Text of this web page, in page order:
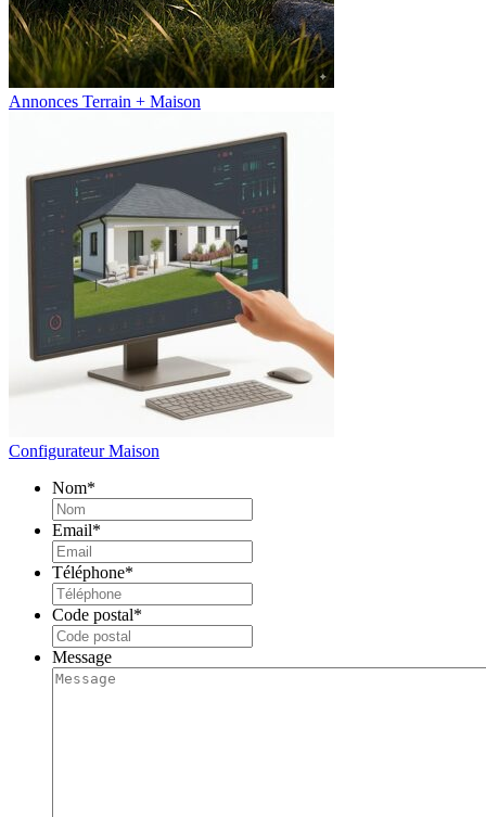
Annonces Terrain + Maison
Configurateur Maison
Nom*
Email*
Téléphone*
Code postal*
Message